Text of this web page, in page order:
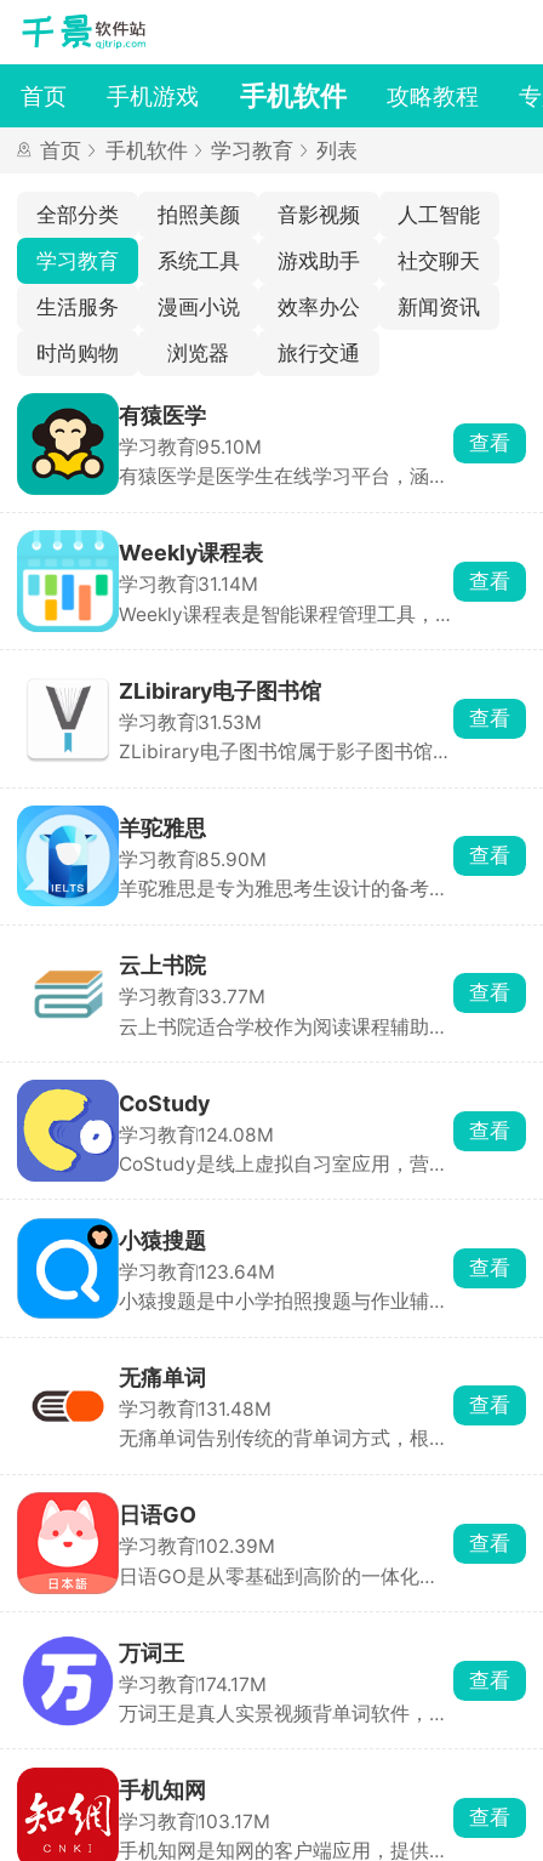
首页 手机游戏 手机软件 攻略教程
首页 手机软件 学习教育 列表
全部分类 拍照美颜 音影视频
人工智能
学习教育
系统工具 游戏助手
社交聊天
生活服务
漫画小说 效率办公
新闻资讯
时尚购物
浏览器 旅行交通
有猿医学
学习教育95.10M
有猿医学是医学生在线学习平台，涵盖
病史，自动生成可能的诊断结果和诊疗
建议，帮助用户更好地理解和应用医学
知识。提供执业医师和助理医师考试的
真题题库，以及各科学习模拟题，帮助
学习心得、讨论医学问题，形成良好的
学习氛围。
查看
Weekly课程表
学习教育31.14M
Weekly课程表是智能课程管理工具，
单双周、多周等复杂课程设置，适应多
样化的教学日历。允许手动修改课程时
间、地点、授课教师及所需书籍信息，
满足临时调课需求。还能自定义课程和
何重要课程或活动。
查看
ZLibirary电子图书馆
学习教育31.53M
ZLibirary电子图书馆属于影子图书馆，
材、外文原著、期刊文献，多格式电子
书可检索下载。游客每日有少量免费下
载额度，注册普通账号提升每日下载次
数，付费会员解锁无限制下载、高速通
查看
羊驼雅思
学习教育85.90M
羊驼雅思是专为雅思考生设计的备考工
析，支持精听与泛听训练，帮助考生熟
悉题型并提升解题技巧。口语机经按话
题分类，新题标注“New”标志，匹配外
教示范录音。考生可录音跟读，系统从
小作文分类，提供范文、结构指导及视
频讲解。考生可针对薄弱话题练习，避
免偏题，提升逻辑表达能力。众多考生
反馈，通过羊驼雅思App的系统训练，
查看
云上书院
学习教育33.77M
云上书院适合学校作为阅读课程辅助工
认知能力科学分级。动画形式降低阅读
难度，激发兴趣，连接家庭与学校，形
成阅读教育合力。
查看
CoStudy
学习教育124.08M
CoStudy是线上虚拟自习室应用，营造
户。专注期内禁止随意切出软件，小休
期结束后需立即返回教室，否则浪费自
习次数。完成专注目标后，系统根据时
长发放“专注工资”（虚拟货币），激励
查看
小猿搜题
学习教育123.64M
小猿搜题是中小学拍照搜题与作业辅导
上传，App即可快速识别并给出详细解
析。秒出解析，节省查找资料的时间，
提高学习效率。还有老师真人讲解服
务，针对难题进行视频解析，厘清解题
查看
无痛单词
学习教育131.48M
无痛单词告别传统的背单词方式，根据
集合了中考词汇、高考词汇、雅思托福
以及英语四六级等，满足用户不同阶段
的英语学习需求。每一个英语单词都有
详细的解析和正确的读音，通过各种方
查看
日语GO
学习教育102.39M
日语GO是从零基础到高阶的一体化日
学/考级、兴趣、商务四类学习者。五
十音、N5-N1全覆盖，内置JLPT历年真
题与智能测评。采用遗忘曲线复习，可
拍照识别日文菜单、广告，即点即译。
覆盖从五十音到N1全程。
查看
万词王
学习教育174.17M
万词王是真人实景视频背单词软件，每
效的记住单词。同时内置正版柯林斯英
汉双解词典，提供词源故事、视频、图
片、谐音、搞笑助记等丰富内容。
3000+词根词缀覆盖近十年四六级真
查看
手机知网
学习教育103.17M
手机知网是知网的客户端应用，提供亿
查看